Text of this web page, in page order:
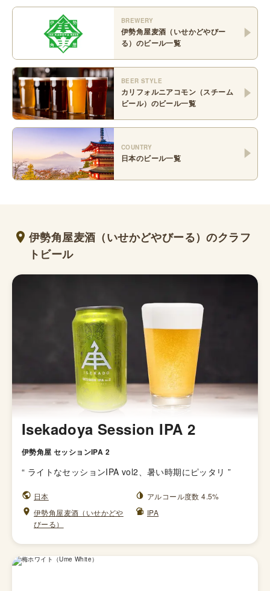
BREWERY
伊勢角屋麦酒（いせかどやびー
る） のビール一覧
BEER STYLE
カリフォルニアコモン（スチーム
ビール） のビール一覧
COUNTRY
日本のビール一覧
伊勢角屋麦酒（いせかどやびーる）のクラフ
トビール
Isekadoya Session IPA 2
伊勢角屋 セッションIPA 2
“ ライトなセッションIPA vol2、暑い時期にピッタリ ”
日本
アルコール度数 4.5%
伊勢角屋麦酒（いせかどや
びーる）
IPA